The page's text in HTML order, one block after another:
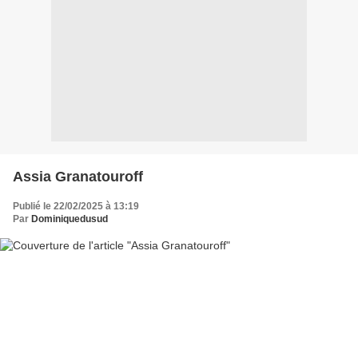
Assia Granatouroff
Publié le 22/02/2025 à 13:19
Par Dominiquedusud